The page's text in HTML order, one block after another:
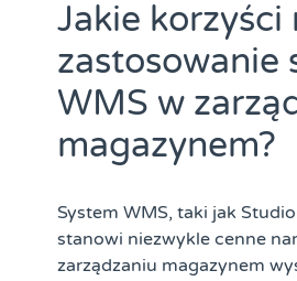
Jakie korzyści
zastosowanie
WMS w
magazynem?
System WMS, taki jak
stanowi niezwykle cenne
zarządzaniu magazynem